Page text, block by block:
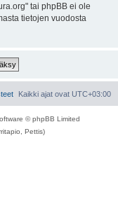
tai phpBB ei ole
tietojen vuodosta
Kaikki ajat ovat UTC+03:00
© phpBB Limited
Pettis)